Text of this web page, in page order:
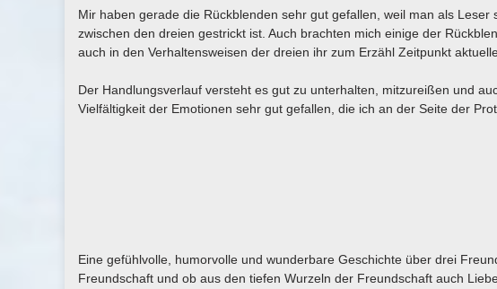
Mir haben gerade die Rückblenden sehr gut gefallen, weil man als
zwischen den dreien gestrickt ist. Auch brachten mich einige der
auch in den Verhaltensweisen der dreien ihr zum Erzähl Zeitpunkt
Der Handlungsverlauf versteht es gut zu unterhalten, mitzureißen und
Vielfältigkeit der Emotionen sehr gut gefallen, die ich an der Seite der
Eine gefühlvolle, humorvolle und wunderbare Geschichte über drei
Freundschaft und ob aus den tiefen Wurzeln der Freundschaft auch